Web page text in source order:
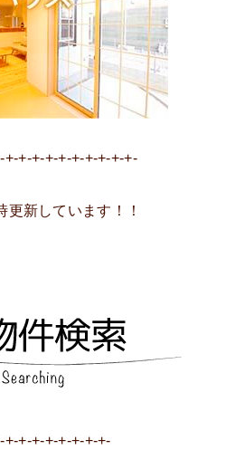
+-+-+-+-+-+-+-+-+-
新しています！！
+-+-+-+-+-+-+-